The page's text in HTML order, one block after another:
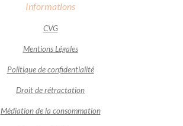
Informations
CVG
Mentions Légales
Politique de confidentialité
Droit de rétractation
Médiation de la consommation